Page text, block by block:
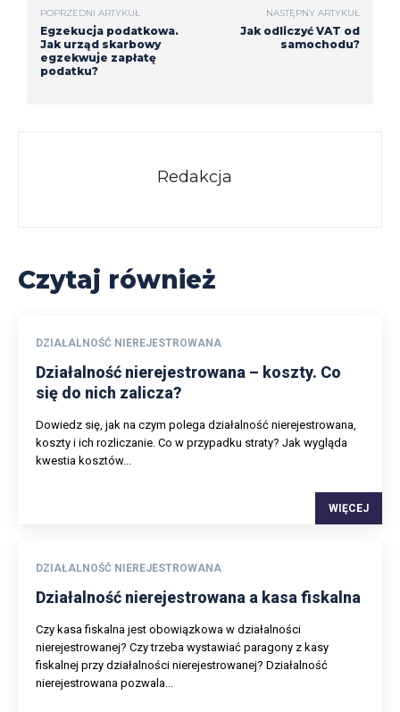
POPRZEDNI ARTYKUŁ
Egzekucja podatkowa.
Jak urząd skarbowy
egzekwuje zapłatę
podatku?
NASTĘPNY ARTYKUŁ
Jak odliczyć VAT od
samochodu?
Redakcja
Czytaj również
DZIAŁALNOŚĆ NIEREJESTROWANA
Działalność nierejestrowana – koszty. Co
się do nich zalicza?
Dowiedz się, jak na czym polega działalność nierejestrowana,
koszty i ich rozliczanie. Co w przypadku straty? Jak wygląda
kwestia kosztów...
WIĘCEJ
DZIAŁALNOŚĆ NIEREJESTROWANA
Działalność nierejestrowana a kasa fiskalna
Czy kasa fiskalna jest obowiązkowa w działalności
nierejestrowanej? Czy trzeba wystawiać paragony z kasy
fiskalnej przy działalności nierejestrowanej? Działalność
nierejestrowana pozwala...